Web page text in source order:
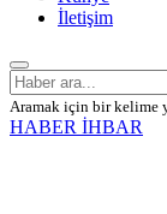
İletişim
Aramak için bir kelime
HABER İHBAR